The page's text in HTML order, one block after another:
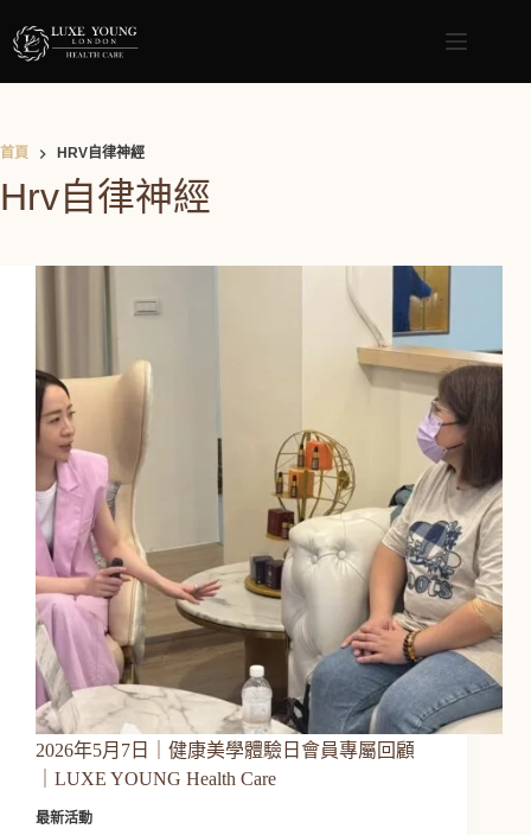
首頁 HRV自律神經
Hrv自律神經
2026年5月7日｜健康美學體驗日會員專屬回顧
｜LUXE YOUNG Health Care
最新活動